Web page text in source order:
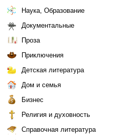
Наука, Образование
Документальные
Проза
Приключения
Детская литература
Дом и семья
Бизнес
Религия и духовность
Справочная литература